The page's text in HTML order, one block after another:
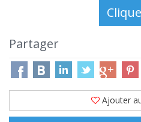
Partager
Ajouter